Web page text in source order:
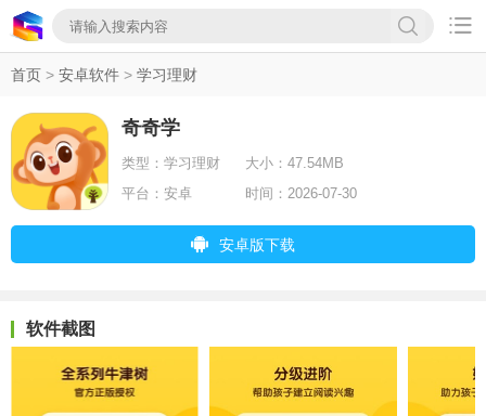

首页 > 安卓软件 > 学习理财
奇奇学
类型： 学习理财 大小： 47.54MB
平台： 安卓 时间： 2026-07-30
安卓版下载
软件截图